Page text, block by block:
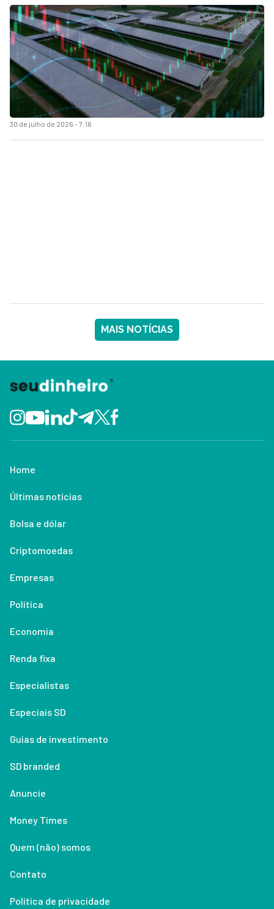
30 de julho de 2026 - 7:16
MAIS NOTÍCIAS
Home
Últimas notícias
Bolsa e dólar
Criptomoedas
Empresas
Política
Economia
Renda fixa
Especialistas
Especiais SD
Guias de investimento
SD branded
Anuncie
Money Times
Quem (não) somos
Contato
Política de privacidade